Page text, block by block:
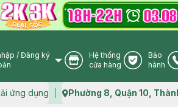
User Icon
/ Đăng ký
Store Icon
Hệ thống
cửa hàng
Bảo
hành
ứng dụng Map
Phường 8, Quận 10,